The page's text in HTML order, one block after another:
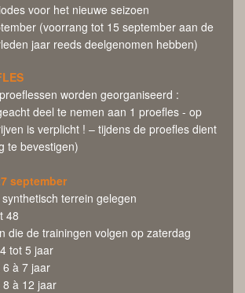
voor het nieuwe seizoen
(voorrang tot 15 september aan de
jaar reeds deelgenomen hebben)
worden georganiseerd :
deel te nemen aan 1 proefles - op
is verplicht ! – tijdens de proefles dient
te bevestigen)
september
terrein gelegen
48
die de trainingen volgen op zaterdag
tot 5 jaar
à 7 jaar
à 12 jaar